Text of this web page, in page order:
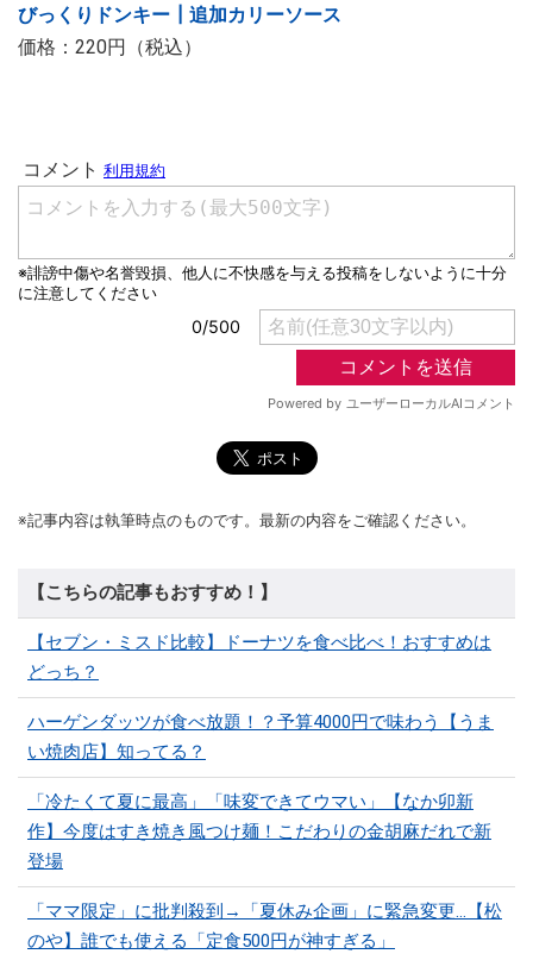
びっくりドンキー┃追加カリーソース
価格：220円（税込）
※記事内容は執筆時点のものです。最新の内容をご確認ください。
【こちらの記事もおすすめ！】
【セブン・ミスド比較】ドーナツを食べ比べ！おすすめは
どっち？
ハーゲンダッツが食べ放題！？予算4000円で味わう【うま
い焼肉店】知ってる？
「冷たくて夏に最高」「味変できてウマい」【なか卯新
作】今度はすき焼き風つけ麺！こだわりの金胡麻だれで新
登場
「ママ限定」に批判殺到→「夏休み企画」に緊急変更…【松
のや】誰でも使える「定食500円が神すぎる」